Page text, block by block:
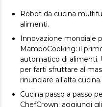
Robot da cucina
alimenti.
Innovazione mondiale
MamboCooking: il
automatico di alimenti.
per farti sfruttare al
rinunciare all'alta cucina.
Cucina passo a passo
ChefCrown: aggiungi